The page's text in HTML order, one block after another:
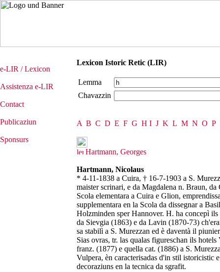
e-LIR / Lexicon
Assistenza e-LIR
Contact
Publicaziun
Sponsurs
Lexicon Istoric Retic (LIR)
Lemma
Chavazzin
A B C D E F G H I J K L M N O P
Hartmann, Georges
Hartmann, Nicolaus
* 4-11-1838 a Cuira, † 16-7-1903 a S.
maister scrinari, e da Magdalena n. Braun,
Scola elementara a Cuira e Glion,
supplementara en la Scola da dissegnar a
Holzminden sper Hannover. H. ha concepì
da Sievgia (1863) e da Lavin (1870-73)
sa stabilì a S. Murezzan ed è daventà il
Sias ovras, tr. las qualas figureschan ils
franz. (1877) e quella cat. (1886) a S.
Vulpera, èn caracterisadas d'in stil istoricistic
decoraziuns en la tecnica da sgrafit.